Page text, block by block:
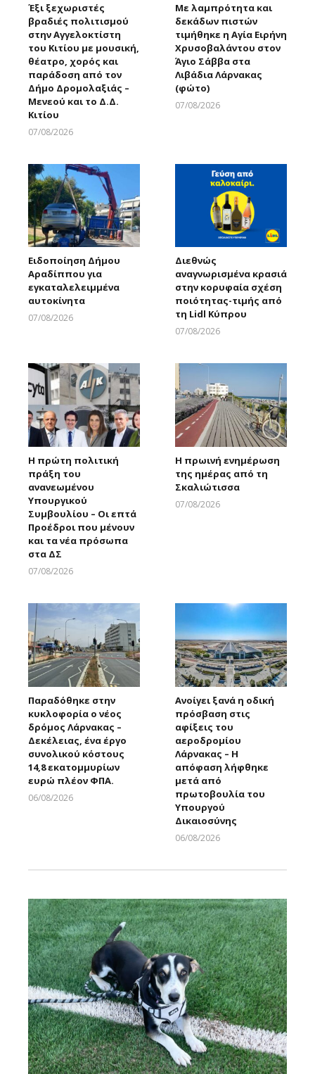
Έξι ξεχωριστές
βραδιές πολιτισμού
στην Αγγελοκτίστη
του Κιτίου με μουσική,
θέατρο, χορός και
παράδοση από τον
Δήμο Δρομολαξιάς –
Μενεού και το Δ.Δ.
Κιτίου
07/08/2026
Με λαμπρότητα και
δεκάδων πιστών
τιμήθηκε η Αγία Ειρήνη
Χρυσοβαλάντου στον
Άγιο Σάββα στα
Λιβάδια Λάρνακας
(φώτο)
07/08/2026
Ειδοποίηση Δήμου
Αραδίππου για
εγκαταλελειμμένα
αυτοκίνητα
07/08/2026
Διεθνώς
αναγνωρισμένα κρασιά
στην κορυφαία σχέση
ποιότητας-τιμής από
τη Lidl Κύπρου
07/08/2026
Η πρώτη πολιτική
πράξη του
ανανεωμένου
Υπουργικού
Συμβουλίου – Οι επτά
Προέδροι που μένουν
και τα νέα πρόσωπα
στα ΔΣ
07/08/2026
Η πρωινή ενημέρωση
της ημέρας από τη
Σκαλιώτισσα
07/08/2026
Παραδόθηκε στην
κυκλοφορία ο νέος
δρόμος Λάρνακας –
Δεκέλειας, ένα έργο
συνολικού κόστους
14,8 εκατομμυρίων
ευρώ πλέον ΦΠΑ.
06/08/2026
Ανοίγει ξανά η οδική
πρόσβαση στις
αφίξεις του
αεροδρομίου
Λάρνακας – Η
απόφαση λήφθηκε
μετά από
πρωτοβουλία του
Υπουργού
Δικαιοσύνης
06/08/2026